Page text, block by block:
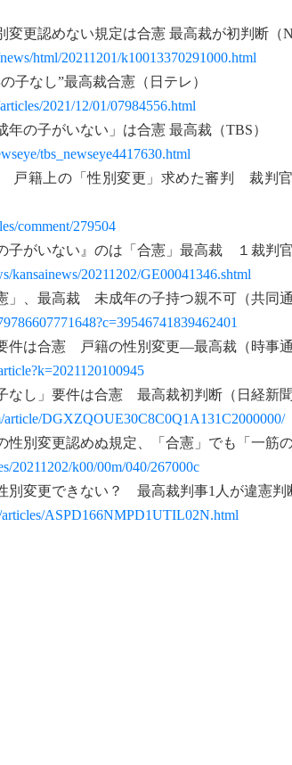
変更認めない規定は合憲 最高裁が初判断（
html/20211201/k10013370291000.html
子なし”最高裁合憲（日テレ）
2021/12/01/07984556.html
年の子がいない」は合憲 最高裁（TBS）
tbs_newseye4417630.html
戸籍上の「性別変更」求めた審判 裁判
comment/279504
子がいない』のは「合憲」最高裁 １裁判
kansainews/20211202/GE00041346.shtml
」、最高裁 未成年の子持つ親不可（共同通
件は合憲 戸籍の性別変更―最高裁（時事通
なし」要件は合憲 最高裁初判断（日経新聞
article/DGXZQOUE30C8C0Q1A131C2000000/
性別変更認めぬ規定、「合憲」でも「一筋
20211202/k00/00m/040/267000c
別変更できない？ 最高裁判事1人が違憲判
articles/ASPD166NMPD1UTIL02N.html